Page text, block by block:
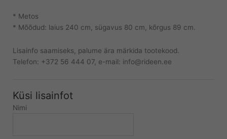
* Metos
* Mõõdud: laius 240 cm, sügavus 80 cm, kõrgus 89 cm.
Lisainfo saamiseks, palume ära märkida tootekood.
Telefon: +372 56 444 07, e-mail: info@rideen.ee
Küsi lisainfot
Nimi